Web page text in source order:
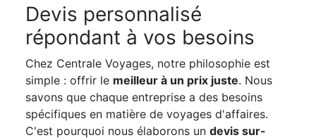
Devis personnalisé
répondant à vos besoins
Chez Centrale Voyages, notre philosophie est
simple : offrir le meilleur à un prix juste. Nous
savons que chaque entreprise a des besoins
spécifiques en matière de voyages d'affaires.
C'est pourquoi nous élaborons un devis sur-